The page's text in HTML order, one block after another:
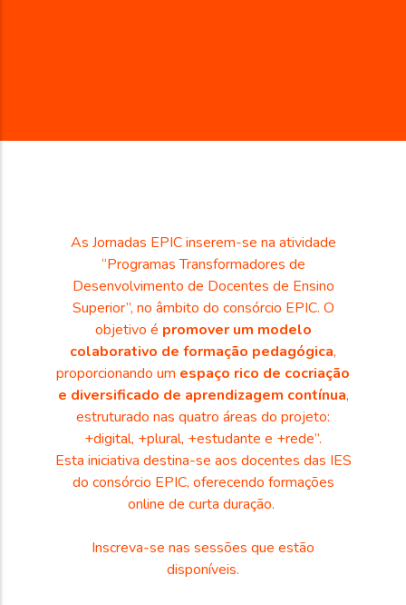
As Jornadas EPIC inserem-se na atividade
“Programas Transformadores de
Desenvolvimento de Docentes de Ensino
Superior”, no âmbito do consórcio EPIC. O
objetivo é promover um modelo
colaborativo de formação pedagógica,
proporcionando um espaço rico de cocriação
e diversificado de aprendizagem contínua,
estruturado nas quatro áreas do projeto:
+digital, +plural, +estudante e +rede”.
Esta iniciativa destina-se aos docentes das IES
do consórcio EPIC, oferecendo formações
online de curta duração.
Inscreva-se nas sessões que estão
disponíveis.